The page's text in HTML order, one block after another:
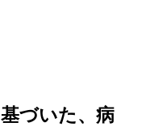
づいた、病